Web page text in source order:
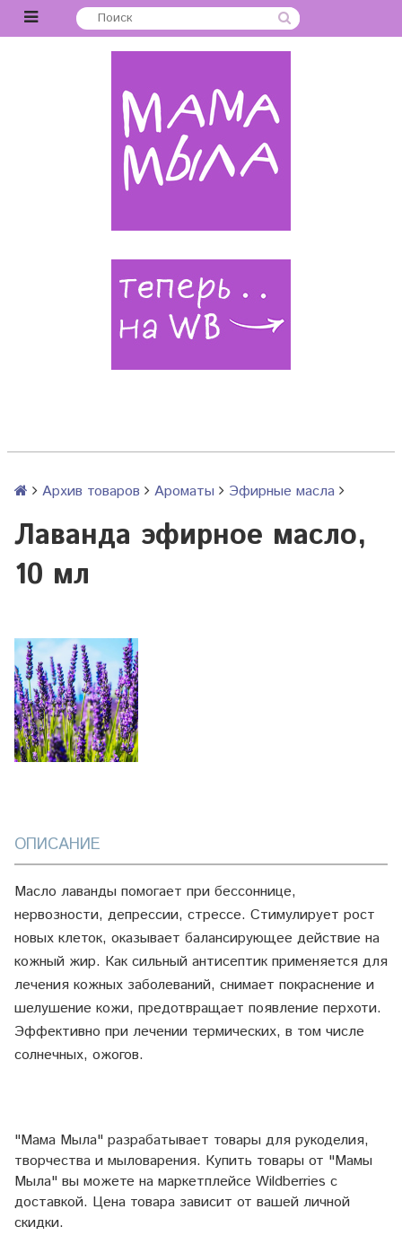
Архив товаров Ароматы Эфирные масла
Лаванда эфирное масло,
10 мл
ОПИСАНИЕ
Масло лаванды помогает при бессоннице,
нервозности, депрессии, стрессе. Стимулирует рост
новых клеток, оказывает балансирующее действие на
кожный жир. Как сильный антисептик применяется для
лечения кожных заболеваний, снимает покраснение и
шелушение кожи, предотвращает появление перхоти.
Эффективно при лечении термических, в том числе
солнечных, ожогов.
"Мама Мыла" разрабатывает товары для рукоделия,
творчества и мыловарения. Купить товары от "Мамы
Мыла" вы можете на маркетплейсе Wildberries с
доставкой. Цена товара зависит от вашей личной
скидки.